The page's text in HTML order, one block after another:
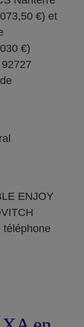
€) et
€)
ENJOY
téléphone